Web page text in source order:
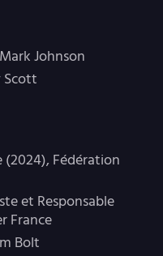
Johnson
Scott
(2024), Fédération
et Responsable
France
Bolt